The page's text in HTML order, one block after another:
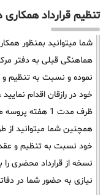
تنظیم قرارداد همکاری
شما میتوانید بمنظور
هماهنگی قبلی به دفتر
نموده و نسبت به تنظیم و
خود در رازقان اقدام
ظرف مدت 1
همچنین شما میتوانید از
خود نسبت به تنظیم و عقد
نسخه از قرارداد محضری
نیازی به حضور شما در